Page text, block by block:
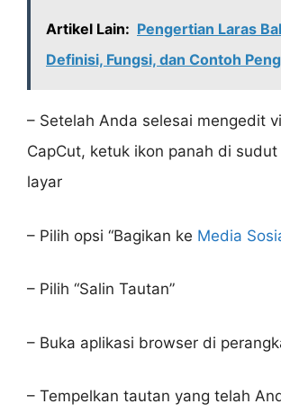
Artikel Lain: Pengertian Laras
Definisi, Fungsi, dan Contoh
– Setelah Anda selesai mengedit
CapCut, ketuk ikon panah di
layar
– Pilih opsi “Bagikan ke Media
– Pilih “Salin Tautan”
– Buka aplikasi browser di
– Tempelkan tautan yang telah